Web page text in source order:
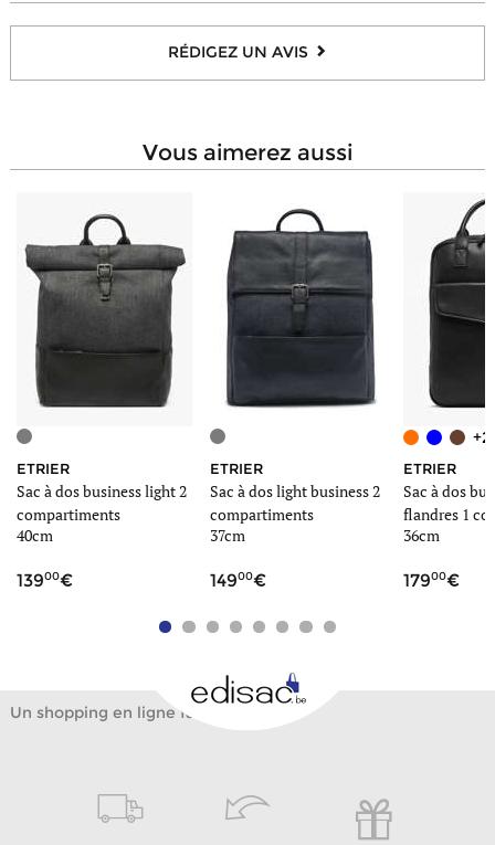
RÉDIGEZ UN AVIS
vous aimerez aussi
ETRIER
Sac à dos business light 2
compartiments
40cm
13900
ETRIER
Sac à dos light business 2
compartiments
37cm
14900
+2
ETRIER
Sac à dos
flandres 1
cuir
36cm
17900
Un shopping en ligne facile